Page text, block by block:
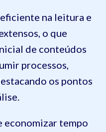
na leitura e
o que
de conteúdos
processos,
os pontos
economizar tempo